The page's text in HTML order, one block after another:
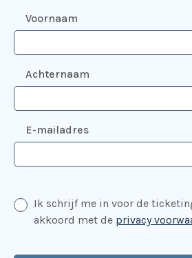
Voornaam
Achternaam
E-mailadres
Ik schrijf me in voor de
akkoord met de privacy